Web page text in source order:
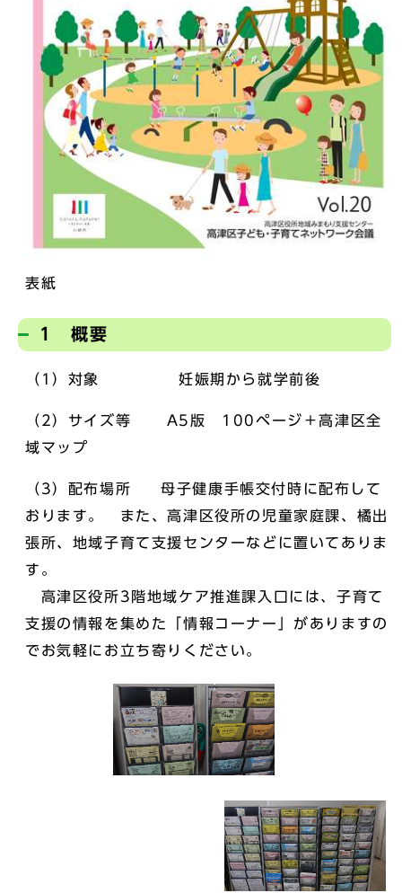
表紙
1 概要
（1）対象 妊娠期から就学前後
（2）サイズ等 A5版 100ページ＋高津区全
域マップ
（3）配布場所 母子健康手帳交付時に配布して
おります。 また、高津区役所の児童家庭課、橘出
張所、地域子育て支援センターなどに置いてありま
す。
高津区役所3階地域ケア推進課入口には、子育て
支援の情報を集めた「情報コーナー」がありますの
でお気軽にお立ち寄りください。